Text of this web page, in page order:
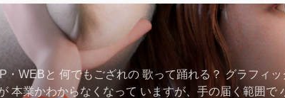
WEBと 何でもござれの 歌って踊れる？ グラフィ
本業かわからなくなって いますが、手の届く範囲で